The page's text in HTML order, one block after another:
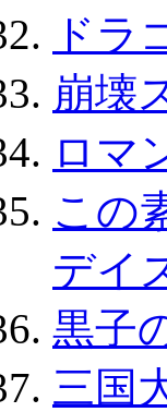
ドラ
崩壊
ロマ
この
デイ
黒子
三国